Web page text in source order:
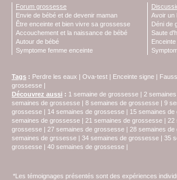
Forum grossesse
Envie de bébé et de devenir maman
Être enceinte et bien vivre sa grossesse
Accouchement et la naissance de bébé
Autour de bébé
Symptome femme enceinte
Avoir un
Déni de
Saute
Tags : Perdre les eaux | Ova-test | Enceinte signe |
grossesse |
Découvrez aussi : 1 semaine de grossesse | 2
semaines de grossesse | 8 semaines de grossesse | 9
grossesse | 14 semaines de grossesse | 15 semaines
semaines de grossesse | 21 semaines de grossesse | 22
grossesse | 27 semaines de grossesse | 28 semaines
semaines de grssesse | 34 semaines de grossesse | 35
grossesse | 40 semaines de grossesse |
*Les témoignages présentés sont des expériences